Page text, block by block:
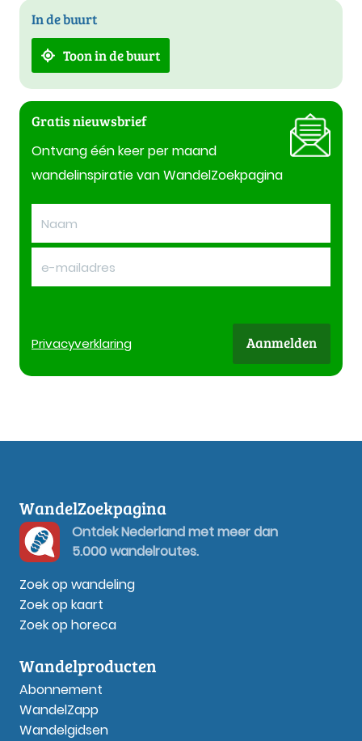
In de buurt
Toon in de buurt
Gratis nieuwsbrief
Ontvang één keer per maand
wandelinspiratie van WandelZoekpagina
Privacyverklaring Aanmelden
WandelZoekpagina
Ontdek Nederland met meer dan
5.000 wandelroutes.
Zoek op wandeling
Zoek op kaart
Zoek op horeca
Wandelproducten
Abonnement
WandelZapp
Wandelgidsen